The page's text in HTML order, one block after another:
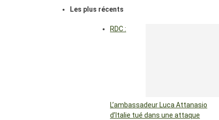
Les plus récents
RDC :
L’ambassadeur Luca Attanasio
d’Italie tué dans une attaque